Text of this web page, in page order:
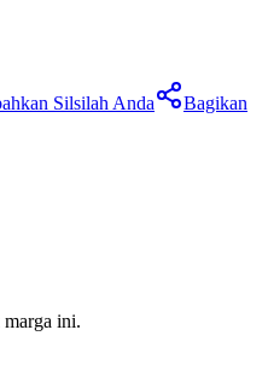
Silsilah Anda Bagikan
ini.